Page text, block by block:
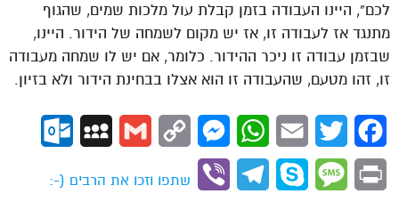
לכם”, היינו העבודה בזמן קבלת עול מלכות שמים, שהגוף
מתנגד אז לעבודה זו, אז יש מקום לשמחה של הידור. היינו,
שבזמן עבודה זו ניכר ההידור. כלומר, אם יש לו שמחה מעבודה
זו, זהו מטעם, שהעבודה זו הוא אצלו בבחינת הידור ולא בזיון.
Facebook
Twitter
Email
WhatsApp
Messenger
Copy
Gmail
MySpace
Print
Message
Skype
Telegram
Viber
שתפו וזכו את הרבים (-: